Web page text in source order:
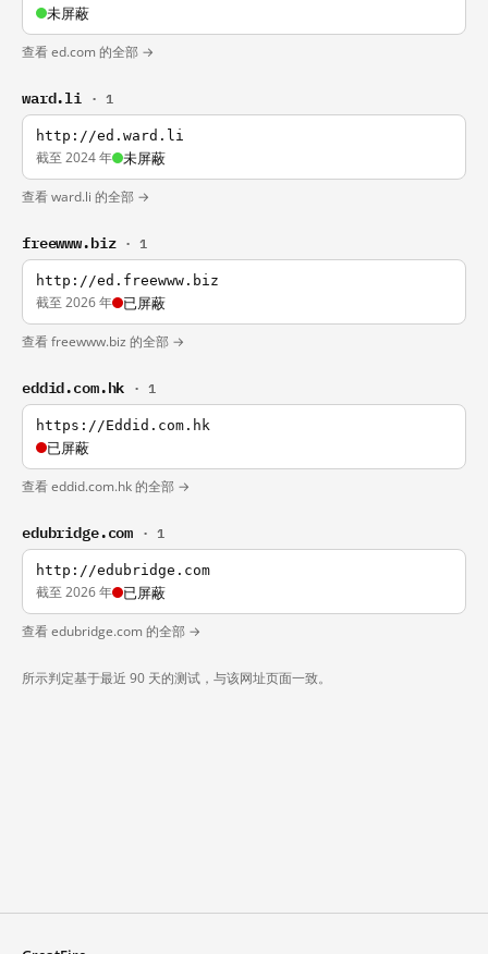
未屏蔽
查看 ed.com 的全部 →
ward.li · 1
http://ed.ward.li
截至 2024 年 未屏蔽
查看 ward.li 的全部 →
freewww.biz · 1
http://ed.freewww.biz
截至 2026 年 已屏蔽
查看 freewww.biz 的全部 →
eddid.com.hk · 1
https://Eddid.com.hk
已屏蔽
查看 eddid.com.hk 的全部 →
edubridge.com · 1
http://edubridge.com
截至 2026 年 已屏蔽
查看 edubridge.com 的全部 →
所示判定基于最近 90 天的测试，与该网址页面一致。